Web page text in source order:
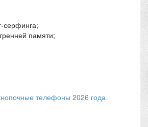
серфинга;
памяти;